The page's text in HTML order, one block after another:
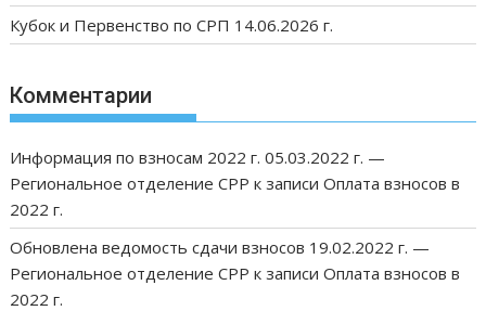
Кубок и Первенство по СРП 14.06.2026 г.
Комментарии
Информация по взносам 2022 г. 05.03.2022 г. —
Региональное отделение СРР к записиОплата взносов в
2022 г.
Обновлена ведомость сдачи взносов 19.02.2022 г. —
Региональное отделение СРР к записиОплата взносов в
2022 г.